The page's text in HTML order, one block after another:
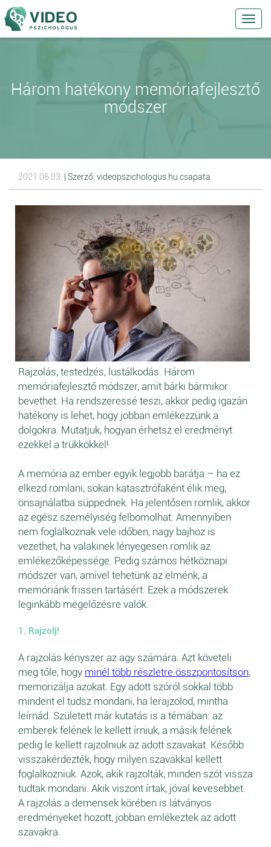
Három hatékony memóriafejlesztő
módszer
2021.06.03. | Szerző: videopszichologus.hu csapata
Rajzolás, testedzés, lustálkodás. Három
memóriafejlesztő módszer, amit bárki bármikor
bevethet. Ha rendszeressé teszi, akkor pedig igazán
hatékony is lehet, hogy jobban emlékezzünk a
dolgokra. Mutatjuk, hogyan érhetsz el eredményt
ezekkel a trükkökkel!
A memória az ember egyik legjobb barátja – ha ez
elkezd romlani, sokan katasztrófaként élik meg,
önsajnálatba süppednek. Ha jelentősen romlik, akkor
az egész személyiség felbomolhat. Amennyiben
nem foglalkoznak vele időben, nagy bajhoz is
vezethet, ha valakinek lényegesen romlik az
emlékezőképessége. Pedig számos hétköznapi
módszer van, amivel tehetünk az elménk, a
memóriánk frissen tartásért. Ezek a módszerek
leginkább megelőzésre valók.
1. Rajzolj!
A rajzolás kényszer az agy számára. Azt követeli
meg tőle, hogy minél több részletre összpontosítson,
memorizálja azokat. Egy adott szóról sokkal több
mindent el tudsz mondani, ha lerajzolod, mintha
leírnád. Született már kutatás is a témában: az
emberek felének le kellett írniuk, a másik felének
pedig le kellett rajzolniuk az adott szavakat. Később
visszakérdezték, hogy milyen szavakkal kellett
foglalkozniuk. Azok, akik rajzolták, minden szót vissza
tudtak mondani. Akik viszont írtak, jóval kevesebbet.
A rajzolás a demensek körében is látványos
eredményeket hozott, jobban emlékeztek az adott
szavakra.